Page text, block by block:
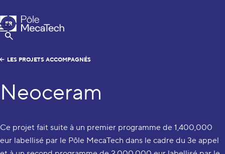
Pôle MecaTech
Menu
Afficher la Recherche
FR
EN
LES PROJETS ACCOMPAGNÉS
Neoceram
Ce projet fait suite à un premier programme de 1,400,000
eur labellisé par le Pôle MecaTech dans le cadre du 3e appel